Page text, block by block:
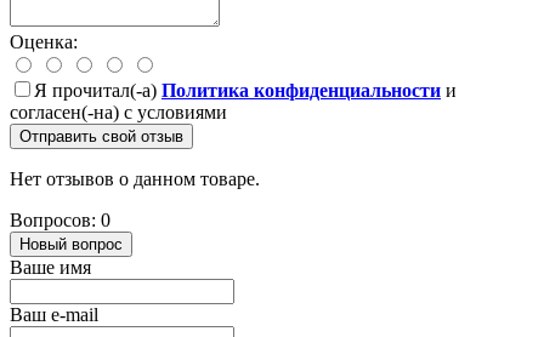
Оценка:
Я прочитал(-а) Политика конфиденциальности и
согласен(-на) с условиями
Отправить свой отзыв
Нет отзывов о данном товаре.
Вопросов: 0
Новый вопрос
Ваше имя
Ваш e-mail